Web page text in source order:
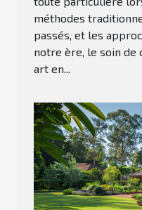
méthodes
passés, et les
notre ère, le soin de
art en...